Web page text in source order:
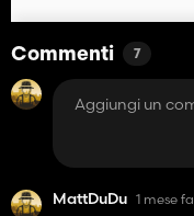
Commenti 7
MattDuDu 1 mese fa